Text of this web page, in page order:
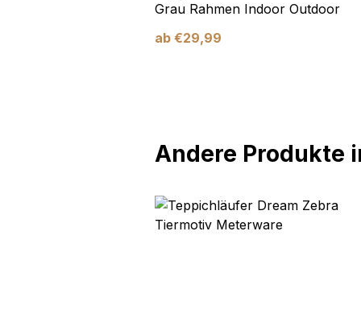
Grau Rahmen Indoor Outdoor
ab €29,99
Andere Produkte